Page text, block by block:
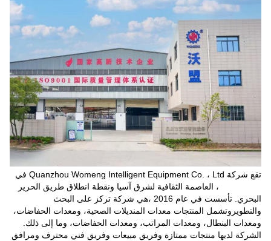
تقع شركة Quanzhou Womeng Intelligent Equipment Co. ، Ltd في
Quanzhou ، العاصمة الثقافية لشرق آسيا ونقطة انطلاق طريق الحرير
البحري. تأسست في عام 2016 ،هي شركة تركز على البحث
والتطويروتشمل المنتجات معدات المنديلات الصحية، ومعدات الحفاضات،
ومعدات البنطال، ومعدات المراتب، ومعدات الحفاضات، وما إلى ذلك.
الشركة لديها منتجات ممتازة وفريق مبيعات وفريق فني محترف ومرافق